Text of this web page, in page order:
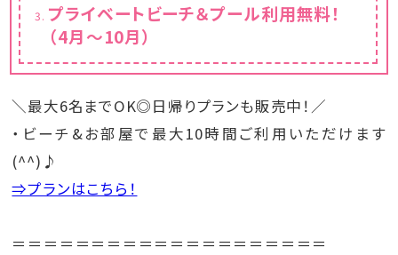
プライベートビーチ＆プール利用無料！
（4月～10月）
＼最大6名までOK◎日帰りプランも販売中！／
・ビーチ&お部屋で最大10時間ご利用いただけます
(^^)♪
⇒プランはこちら！
＝＝＝＝＝＝＝＝＝＝＝＝＝＝＝＝＝＝＝＝